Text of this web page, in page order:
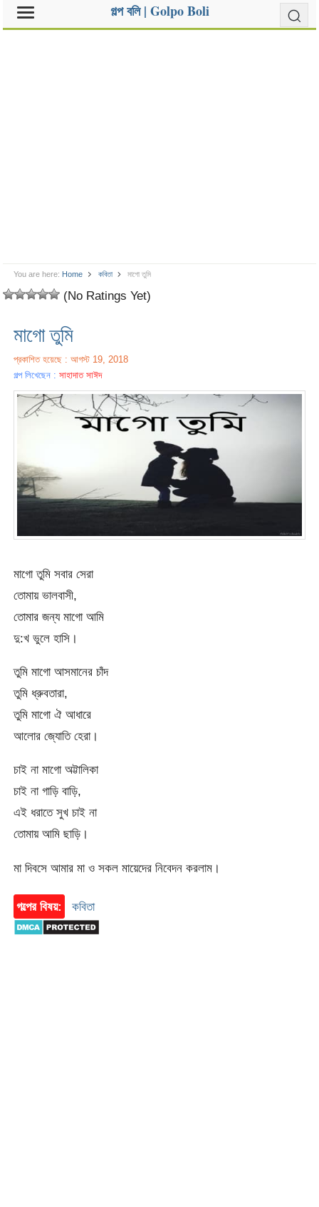
গল্প বলি | Golpo Boli
You are here: Home কবিতা মাগো তুমি
(No Ratings Yet)
মাগো তুমি
প্রকাশিত হয়েছে : আগস্ট 19, 2018
গল্প লিখেছেন :সাহাদাত সাঈদ
মাগো তুমি সবার সেরা
তোমায় ভালবাসী,
তোমার জন্য মাগো আমি
দু:খ ভুলে হাসি।
তুমি মাগো আসমানের চাঁদ
তুমি ধ্রুবতারা,
তুমি মাগো ঐ আধারে
আলোর জ্যোতি হেরা।
চাই না মাগো অট্টালিকা
চাই না গাড়ি বাড়ি,
এই ধরাতে সুখ চাই না
তোমায় আমি ছাড়ি।
মা দিবসে আমার মা ও সকল মায়েদের নিবেদন করলাম।
গল্পের বিষয়: কবিতা